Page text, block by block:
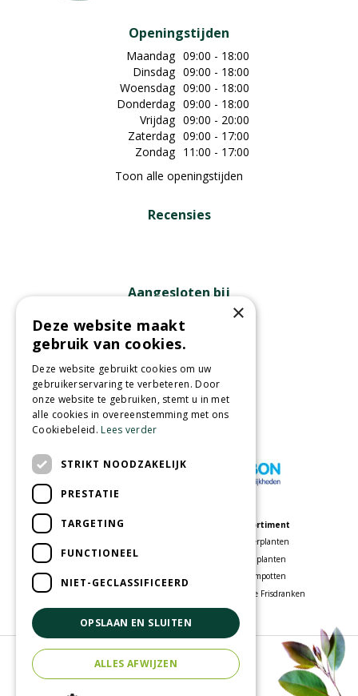
Openingstijden
Maandag 09:00 - 18:00
Dinsdag 09:00 - 18:00
Woensdag 09:00 - 18:00
Donderdag 09:00 - 18:00
Vrijdag 09:00 - 20:00
Zaterdag 09:00 - 17:00
Zondag 11:00 - 17:00
Toon alle openingstijden
Recensies
Aangesloten bij
Partners
Meer informatie
Speelparadijs
Assortiment
Kamerplanten
Tuinplanten
Bloempotten
Voordelige Frisdranken
© Tuincentrum Oosterhout
Green Solutions
×
Deze website maakt
gebruik van cookies.
Deze website gebruikt cookies om uw
gebruikerservaring te verbeteren. Door
onze website te gebruiken, stemt u in met
alle cookies in overeenstemming met ons
Cookiebeleid.Lees verder
STRIKT NOODZAKELIJK
PRESTATIE
TARGETING
FUNCTIONEEL
NIET-GECLASSIFICEERD
OPSLAAN EN SLUITEN
ALLES AFWIJZEN